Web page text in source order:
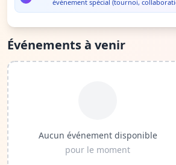
événement spécial (tournoi,
Événements à venir
Aucun événement disponible
pour le moment